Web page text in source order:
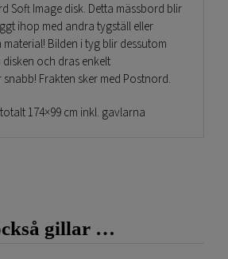
Soft Image disk. Detta mässbord blir
ihop med andra tygställ eller
Bilden i tyg blir dessutom
och dras enkelt
Frakten sker med Postnord.
174×99 cm inkl. gavlarna
gillar …